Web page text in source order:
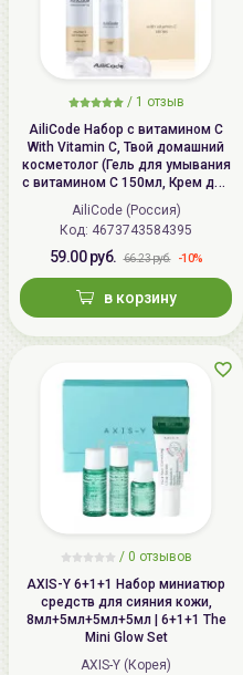
/ 1 отзыв
AiliCode Набор с витамином С
With Vitamin C, Твой домашний
косметолог (Гель для умывания
с витамином С 150мл, Крем для
лица и шеи с витамином С 50мл)
AiliCode (Россия)
Код: 4673743584395
59.00 руб. 66.23 руб. -10%
в корзину
/ 0 отзывов
AXIS-Y 6+1+1 Набор миниатюр
средств для сияния кожи,
8мл+5мл+5мл+5мл | 6+1+1 The
Mini Glow Set
AXIS-Y (Корея)